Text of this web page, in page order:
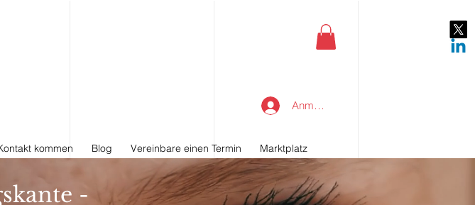
Anmelden
kommen Blog Vereinbare einen Termin Marktplatz
-